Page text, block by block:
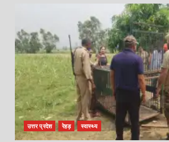
उत्तर प्रदेश रेहड़ स्वास्थ्य